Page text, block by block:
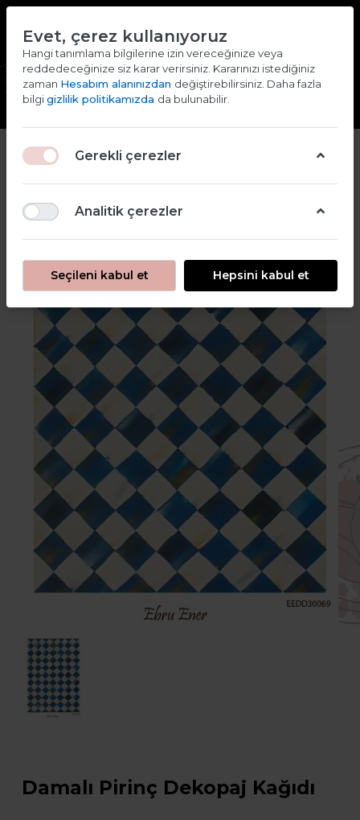
Giriş yap Kaydol
Damalı Pirinç Dekopaj Kağıdı
Evet, çerez kullanıyoruz
Hangi tanımlama bilgilerine izin vereceğinize veya
reddedeceğinize siz karar verirsiniz. Kararınızı istediğiniz
zaman Hesabım alanınızdan değiştirebilirsiniz. Daha fazla
bilgigizlilik politikamızda da bulunabilir.
Gerekli çerezler
Analitik çerezler
Seçileni kabul et Hepsini kabul et